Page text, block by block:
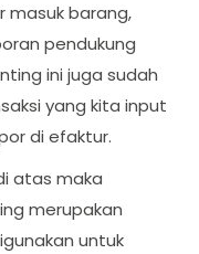
masuk barang,
pendukung
ini juga sudah
yang kita input
di efaktur.
atas maka
merupakan
untuk